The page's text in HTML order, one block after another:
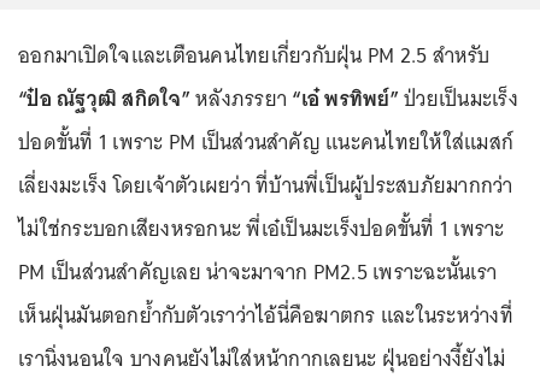
ออกมาเปิดใจและเตือนคนไทยเกี่ยวกับฝุ่น PM 2.5 สำหรับ
“ป๋อ ณัฐวุฒิ สกิดใจ”หลังภรรยา “เอ๋ พรทิพย์”ป่วยเป็นมะเร็ง
ปอดขั้นที่ 1 เพราะ PM เป็นส่วนสำคัญ แนะคนไทยให้ใส่แมสก์
เลี่ยงมะเร็ง โดยเจ้าตัวเผยว่า ที่บ้านพี่เป็นผู้ประสบภัยมากกว่า
ไม่ใช่กระบอกเสียงหรอกนะ พี่เอ๋เป็นมะเร็งปอดขั้นที่ 1 เพราะ
PM เป็นส่วนสำคัญเลย น่าจะมาจาก PM2.5 เพราะฉะนั้นเรา
เห็นฝุ่นมันตอกย้ำกับตัวเราว่าไอ้นี่คือฆาตกร และในระหว่างที่
เรานิ่งนอนใจ บางคนยังไม่ใส่หน้ากากเลยนะ ฝุ่นอย่างงี้ยังไม่